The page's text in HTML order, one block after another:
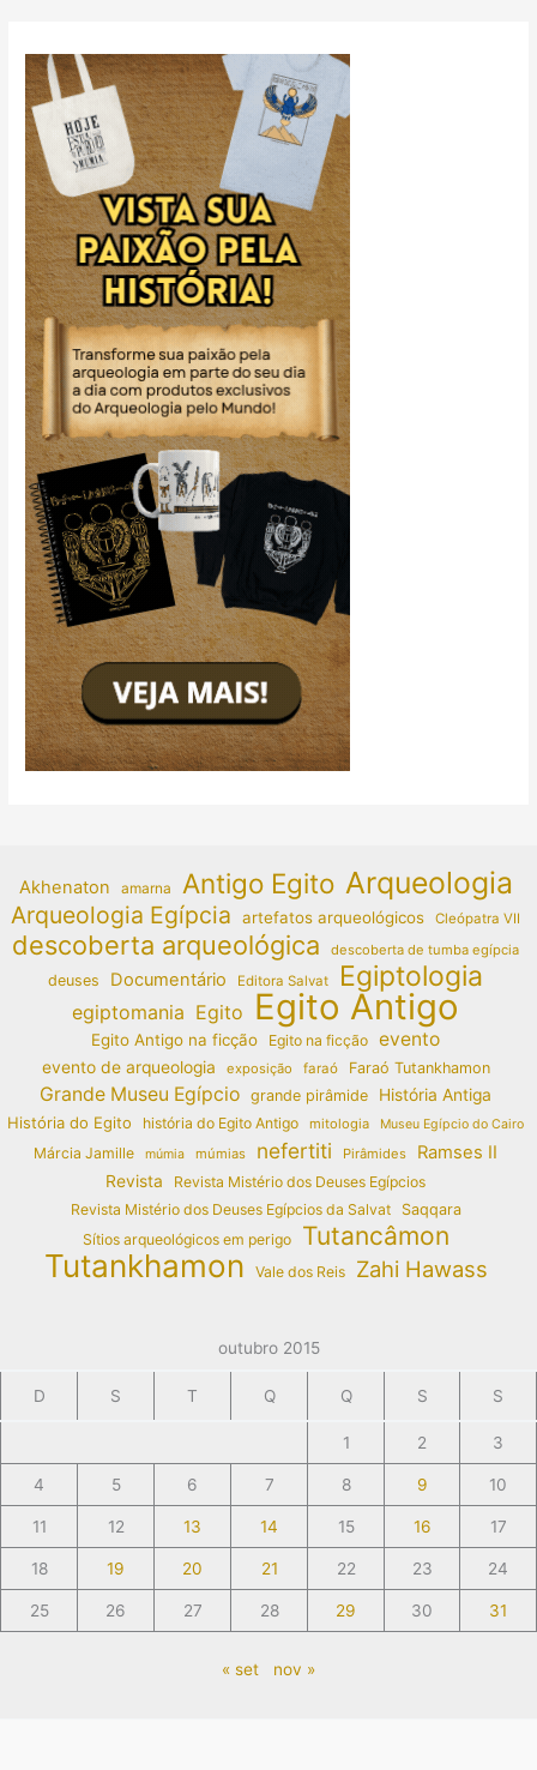
Akhenaton amarna Antigo Egito Arqueologia
Arqueologia Egípcia artefatos arqueológicos Cleópatra VII
descoberta arqueológica descoberta de tumba egípcia
deuses Documentário Editora Salvat Egiptologia
egiptomania Egito Egito Antigo
Egito Antigo na ficção Egito na ficção evento
evento de arqueologia exposição faraó Faraó Tutankhamon
Grande Museu Egípcio grande pirâmide
História Antiga
História do Egito
história do Egito Antigo mitologia Museu Egípcio do Cairo
Márcia Jamille múmia múmias nefertiti Pirâmides Ramses II
Revista
Revista Mistério dos Deuses Egípcios
Revista Mistério dos Deuses Egípcios da Salvat
Saqqara
Sítios arqueológicos em perigo
Tutancâmon
Tutankhamon Vale dos Reis Zahi Hawass
outubro 2015
D S T Q Q S S
1 2 3
4 5 6 7 8 9 10
11 12 13 14 15 16 17
18 19 20 21 22 23 24
25 26 27 28 29 30 31
« set nov »